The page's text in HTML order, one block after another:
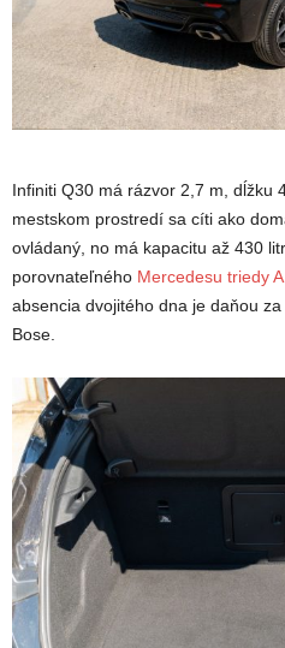
Infiniti Q30 má rázvor 2,7 m, dĺžku
mestskom prostredí sa cíti ako
ovládaný, no má kapacitu až 430
porovnateľného Mercedesu triedy A
absencia dvojitého dna je daňou
Bose.